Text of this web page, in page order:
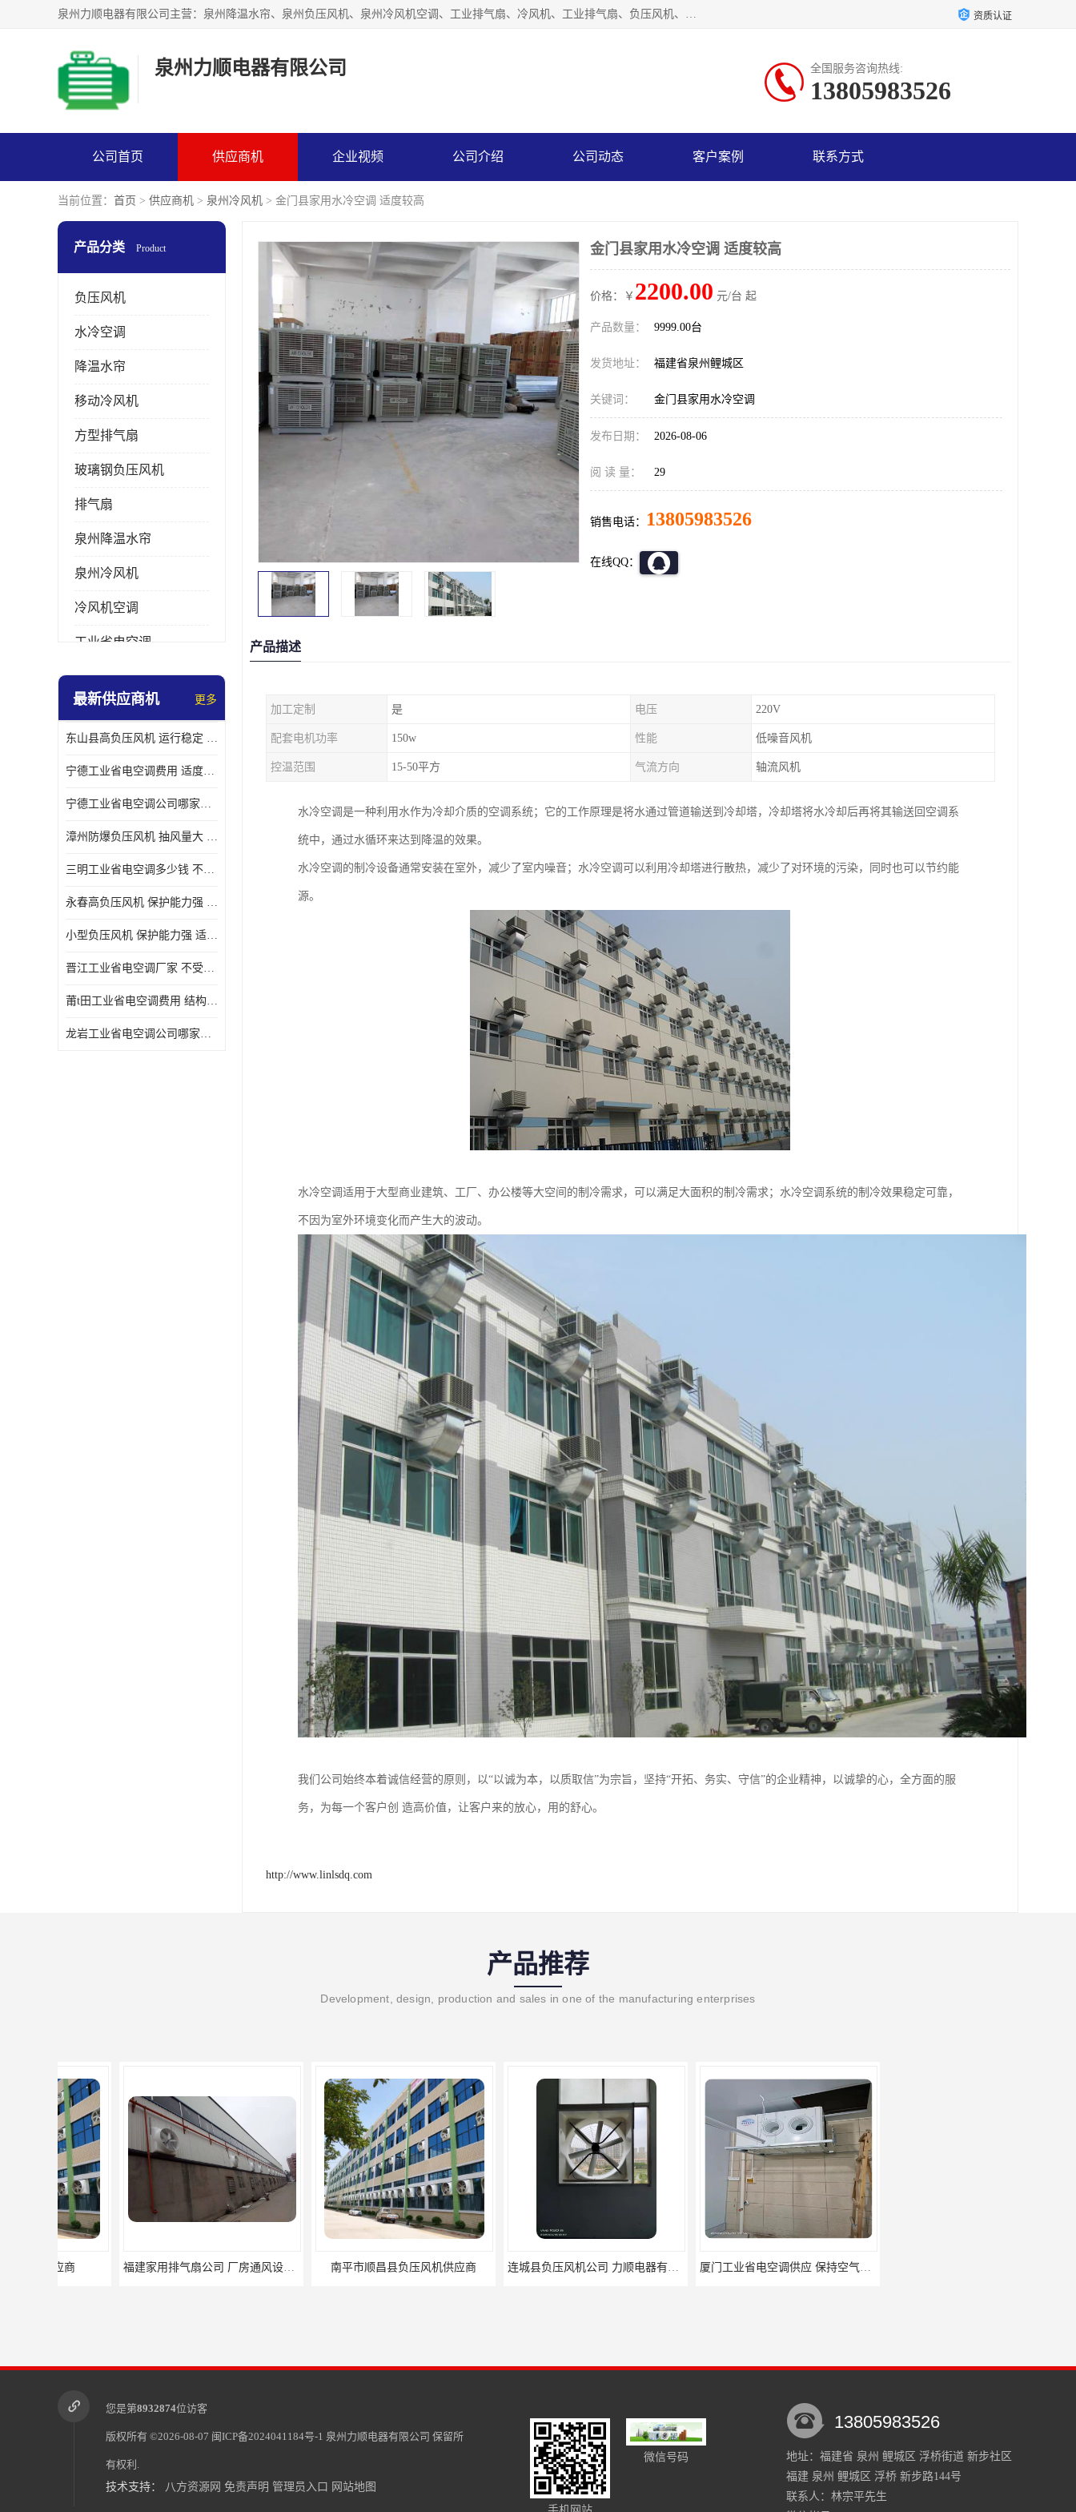
泉州力顺电器有限公司主营：泉州降温水帘、泉州负压风机、泉州冷风机空调、工业排气扇、冷风机、工业排气扇、负压风机、负压风机、水冷空调、降温水帘等产品。为用户解决了通风、降温、除味、除尘等难题，其环保、节能的理念与用户的实践检验结果相吻合，赢得了广大客户的信誉和青睐。 资质认证
泉州力顺电器有限公司 全国服务咨询热线:
13805983526
公司首页 供应商机 企业视频 公司介绍 公司动态 客户案例 联系方式
当前位置： 首页 > 供应商机 > 泉州冷风机 > 金门县家用水冷空调 适度较高
产品分类 Product
负压风机
水冷空调
降温水帘
移动冷风机
方型排气扇
玻璃钢负压风机
排气扇
泉州降温水帘
泉州冷风机
冷风机空调
工业省电空调
工业大吊扇
最新供应商机 更多
东山县高负压风机 运行稳定 耐高温 防腐蚀
宁德工业省电空调费用 适度较高 节省占用空间
宁德工业省电空调公司哪家好 适度较高 结构紧凑 美观
漳州防爆负压风机 抽风量大 通风降温效果好
三明工业省电空调多少钱 不受管长限制 保持空气湿润
永春高负压风机 保护能力强 体积大 风道大
小型负压风机 保护能力强 适用面积广
晋江工业省电空调厂家 不受管长限制 节省占用空间
莆t田工业省电空调费用 结构紧凑 美观 能耗低 噪音小
龙岩工业省电空调公司哪家好 适应性强 维护简单
金门县家用水冷空调 适度较高
价格：￥ 2200.00 元/台 起
产品数量： 9999.00台
发货地址： 福建省泉州鲤城区
关键词： 金门县家用水冷空调
发布日期： 2026-08-06
阅 读 量： 29
销售电话： 13805983526
在线QQ：
产品描述
加工定制 是 电压 220V
配套电机功率 150w 性能 低噪音风机
控温范围 15-50平方 气流方向 轴流风机
水冷空调是一种利用水作为冷却介质的空调系统；它的工作原理是将水通过管道输送到冷却塔，冷却塔将水冷却后再将其输送回空调系
统中，通过水循环来达到降温的效果。
水冷空调的制冷设备通常安装在室外，减少了室内噪音；水冷空调可以利用冷却塔进行散热，减少了对环境的污染，同时也可以节约能
源。
水冷空调适用于大型商业建筑、工厂、办公楼等大空间的制冷需求，可以满足大面积的制冷需求；水冷空调系统的制冷效果稳定可靠，
不因为室外环境变化而产生大的波动。
我们公司始终本着诚信经营的原则，以“以诚为本，以质取信”为宗旨，坚持“开拓、务实、守信”的企业精神，以诚挚的心，全方面的服
务，为每一个客户创 造高价值，让客户来的放心，用的舒心。
http://www.linlsdq.com
产品推荐
Development, design, production and sales in one of the manufacturing enterprises
福建家用排气扇公司 厂房通风设备 力顺电器有限公司 南平市顺昌县负压风机供应商 连城县负压风机公司 力顺电器有限公司 厦门工业省电空调供应 保持空气湿润 出风温和 金门县水冷水冷空调生产厂家
三明家用排气扇供应商 力顺电器有限公司 屏南县厂房降温水帘供应商 水帘墙 莆t田负压风机 降温效果明显 平潭县负压风机生产厂家
您是第8932874位访客
版权所有 ©2026-08-07 闽ICP备2024041184号-1 泉州力顺电器有限公司 保留所
有权利.
技术支持： 八方资源网 免责声明 管理员入口 网站地图
微信号码
13805983526
地址：福建省 泉州 鲤城区 浮桥街道 新步社区
福建 泉州 鲤城区 浮桥 新步路144号
联系人：林宗平先生